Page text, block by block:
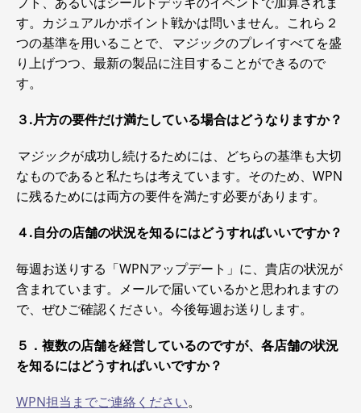
す。カジュアルかポイント戦かは問いません。これら２
つの基準を用いることで、
マジックのプレイすべてを盛
り上げつつ、最新の製品に注目することができるので
す。
３.片方の要件だけ満たしている場合はどうなりますか？
マジックが成功し続けるためには、どちらの基準も大切
なものであると私たちは考えています。そのため、WPN
に残るためには両方の要件を満たす必要があります。
４.自分の店舗の状況を知るにはどうすればいいですか？
毎週お送りする「WPNアップデート」に、貴店の状況が
含まれています。メールで届いているかと思われますの
で、ぜひご確認ください。今後毎週お送りします。
５．複数の店舗を経営しているのですが、各店舗の状況
を知るにはどうすればいいですか？
WPN担当までご連絡ください。